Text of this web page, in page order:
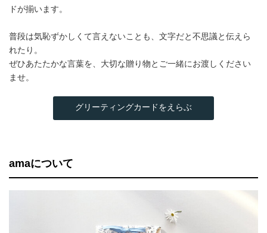
ドが揃います。
普段は気恥ずかしくて言えないことも、文字だと不思議と伝えら
れたり。
ぜひあたたかな言葉を、大切な贈り物とご一緒にお渡しください
ませ。
グリーティングカードをえらぶ
amaについて